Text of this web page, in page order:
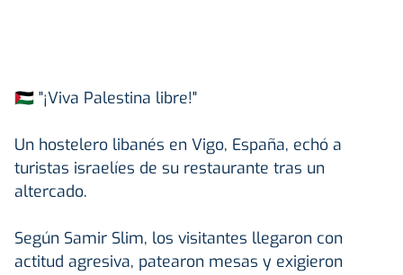
🇵🇸 "¡Viva Palestina libre!"
Un hostelero libanés en Vigo, España, echó a
turistas israelíes de su restaurante tras un
altercado.
Según Samir Slim, los visitantes llegaron con
actitud agresiva, patearon mesas y exigieron